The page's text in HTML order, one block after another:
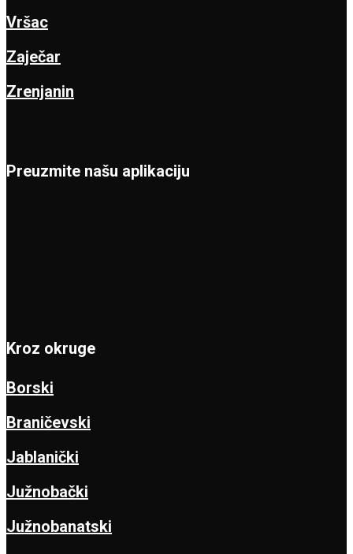
Vršac
Zaječar
Zrenjanin
Preuzmite našu aplikaciju
Kroz okruge
Borski
Braničevski
Jablanički
Južnobački
Južnobanatski